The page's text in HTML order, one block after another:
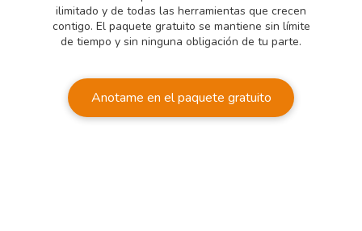
ilimitado y de todas las herramientas que crecen
contigo. El paquete gratuito se mantiene sin límite
de tiempo y sin ninguna obligación de tu parte.
Anotame en el paquete gratuito